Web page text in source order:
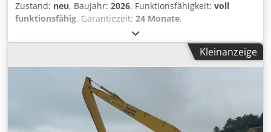
Zustand: neu, Baujahr: 2026, Funktionsfähigkeit: voll
funktionsfähig, Garantiezeit: 24 Monate,
, Gesamtlänge:
Gesamtbreite:505 mm, Gesamthöhe:870 mm,
, Leergewicht: 105
kg, Leistung:1,3 kW (1,77 PS), Neumaschine mit 24
Monaten Gewährleistung Vorteile: + von unserem Bäcker-
und Konditormeister mit diversen Teigen getestet + sehr
solide gebaut, Kraftübertragung mit Riemenantrieb + kein
Starkstrom notwendig - Betrieb mit 230V möglich! + mit 4
Kleinanzeige